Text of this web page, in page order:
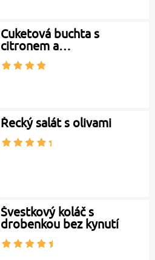
Cuketová buchta s
citronem a…
Řecký salát s olivami
Švestkový koláč s
drobenkou bez kynutí